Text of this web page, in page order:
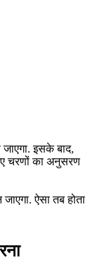
इसके बाद,
चरणों का अनुसरण
ऐसा तब होता